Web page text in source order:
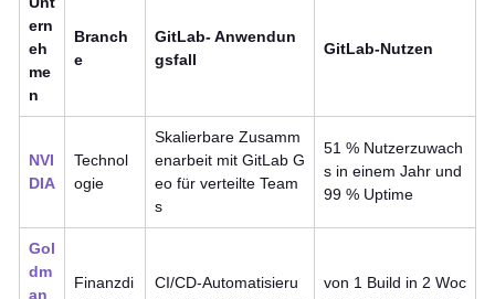
ern
eh
me
n
Branch
e
GitLab- Anwendun
gsfall
GitLab-Nutzen
NVI
DIA
Technol
ogie
Skalierbare Zusamm
enarbeit mit GitLab G
eo für verteilte Team
s
51 % Nutzerzuwach
s in einem Jahr und
99 % Uptime
Gol
dm
an
Finanzdi
CI/CD-Automatisieru
von 1 Build in 2 Woc